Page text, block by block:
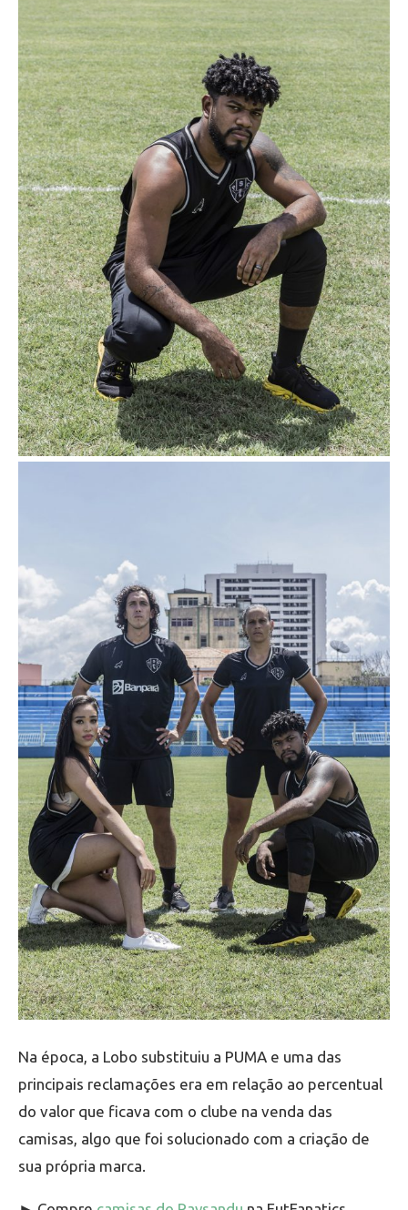
Na época, a Lobo substituiu a PUMA e uma das
principais reclamações era em relação ao percentual
do valor que ficava com o clube na venda das
camisas, algo que foi solucionado com a criação de
sua própria marca.